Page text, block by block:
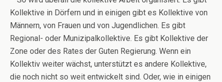
Kollektive in Dörfern und in einigen gibt es Kollektive von
Männern, von Frauen und von Jugendlichen. Es gibt
Regional- oder Munizipalkollektive. Es gibt Kollektive der
Zone oder des Rates der Guten Regierung. Wenn ein
Kollektiv weiter wächst, unterstützt es andere Kollektive,
die noch nicht so weit entwickelt sind. Oder, wie in einigen